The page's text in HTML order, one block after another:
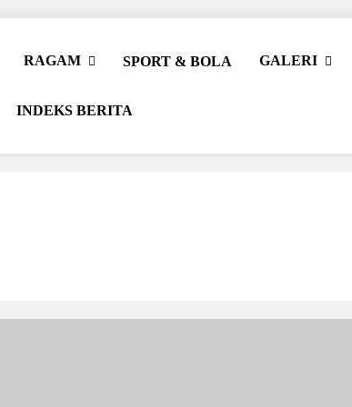
RAGAM SPORT & BOLA GALERI
INDEKS BERITA